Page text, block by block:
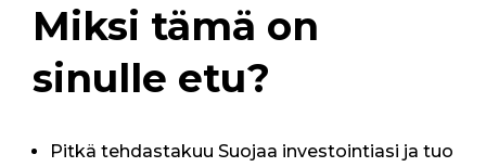
Miksi tämä on
sinulle etu?
Pitkä tehdastakuu Suojaa investointiasi ja tuo